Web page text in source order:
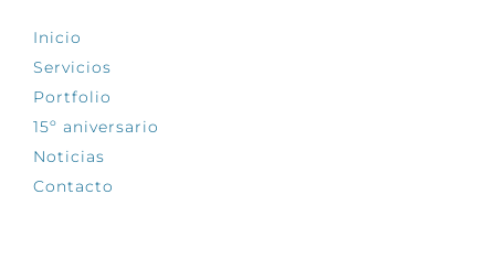
Inicio
Servicios
Portfolio
15º aniversario
Noticias
Contacto